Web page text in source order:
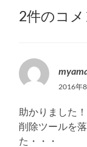
2件のコメ
2016年
助かりました！
削除ツールを
た・・・